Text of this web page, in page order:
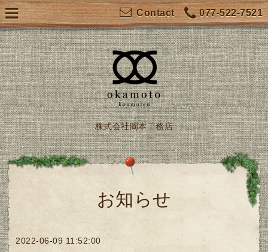
077-522-7521
Contact
株式会社岡本工務店
お知らせ
2022-06-09 11:52:00